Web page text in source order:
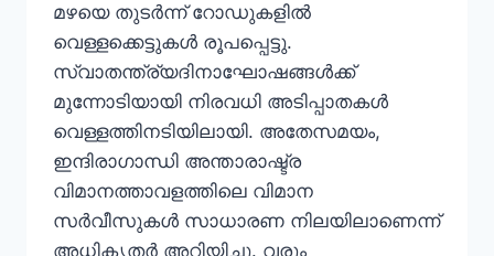
മഴയെ തുടർന്ന് റോഡുകളിൽ
വെള്ളക്കെട്ടുകൾ രൂപപ്പെട്ടു.
സ്വാതന്ത്ര്യദിനാഘോഷങ്ങൾക്ക്
മുന്നോടിയായി നിരവധി അടിപ്പാതകൾ
വെള്ളത്തിനടിയിലായി. അതേസമയം,
ഇന്ദിരാഗാന്ധി അന്താരാഷ്ട്ര
വിമാനത്താവളത്തിലെ വിമാന
സർവീസുകൾ സാധാരണ നിലയിലാണെന്ന്
അധികൃതർ അറിയിച്ചു. വരും